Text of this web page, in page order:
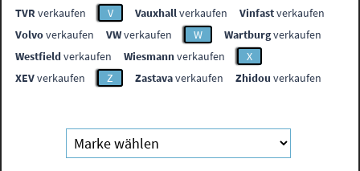
TVR verkaufen V Vauxhallverkaufen Vinfastverkaufen
Volvoverkaufen VWverkaufen W Wartburgverkaufen
Westfieldverkaufen Wiesmannverkaufen
X
XEVverkaufen Z Zastavaverkaufen Zhidou verkaufen